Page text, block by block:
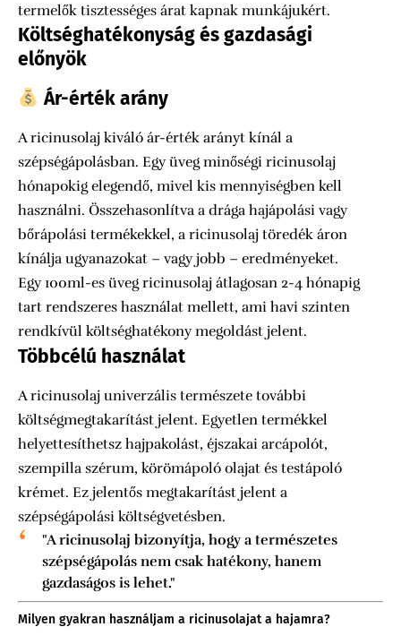
termelők tisztességes árat kapnak munkájukért.
Költséghatékonyság és gazdasági
előnyök
Ár-érték arány
A ricinusolaj kiváló ár-érték arányt kínál a
szépségápolásban. Egy üveg minőségi ricinusolaj
hónapokig elegendő, mivel kis mennyiségben kell
használni. Összehasonlítva a drága hajápolási vagy
bőrápolási termékekkel, a ricinusolaj töredék áron
kínálja ugyanazokat – vagy jobb – eredményeket.
Egy 100ml-es üveg ricinusolaj átlagosan 2-4 hónapig
tart rendszeres használat mellett, ami havi szinten
rendkívül költséghatékony megoldást jelent.
Többcélú használat
A ricinusolaj univerzális természete további
költségmegtakarítást jelent. Egyetlen termékkel
helyettesíthetsz hajpakolást, éjszakai arcápolót,
szempilla szérum, körömápoló olajat és testápoló
krémet. Ez jelentős megtakarítást jelent a
szépségápolási költségvetésben.
"A ricinusolaj bizonyítja, hogy a természetes
szépségápolás nem csak hatékony, hanem
gazdaságos is lehet."
Milyen gyakran használjam a ricinusolajat a hajamra?